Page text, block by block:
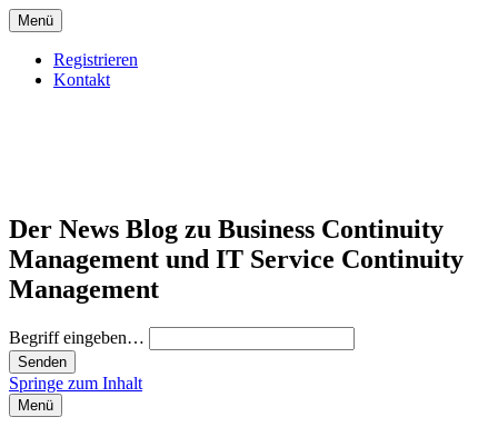
Menü
Registrieren
Kontakt
Der News Blog zu Business Continuity
Management und IT Service Continuity
Management
Begriff eingeben…
Springe zum Inhalt
Menü